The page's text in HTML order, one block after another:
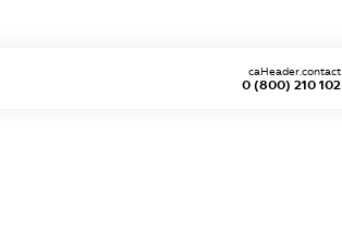
0 (800) 210 102
caHeader.contact